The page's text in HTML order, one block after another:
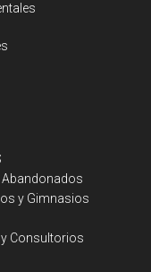
Abandonados
y Gimnasios
Consultorios